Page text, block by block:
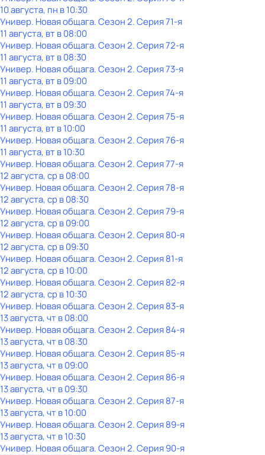
10 августа, пн в 10:30
Универ. Новая общага. Сезон 2. Серия 71-я
11 августа, вт в 08:00
Универ. Новая общага. Сезон 2. Серия 72-я
11 августа, вт в 08:30
Универ. Новая общага. Сезон 2. Серия 73-я
11 августа, вт в 09:00
Универ. Новая общага. Сезон 2. Серия 74-я
11 августа, вт в 09:30
Универ. Новая общага. Сезон 2. Серия 75-я
11 августа, вт в 10:00
Универ. Новая общага. Сезон 2. Серия 76-я
11 августа, вт в 10:30
Универ. Новая общага. Сезон 2. Серия 77-я
12 августа, ср в 08:00
Универ. Новая общага. Сезон 2. Серия 78-я
12 августа, ср в 08:30
Универ. Новая общага. Сезон 2. Серия 79-я
12 августа, ср в 09:00
Универ. Новая общага. Сезон 2. Серия 80-я
12 августа, ср в 09:30
Универ. Новая общага. Сезон 2. Серия 81-я
12 августа, ср в 10:00
Универ. Новая общага. Сезон 2. Серия 82-я
12 августа, ср в 10:30
Универ. Новая общага. Сезон 2. Серия 83-я
13 августа, чт в 08:00
Универ. Новая общага. Сезон 2. Серия 84-я
13 августа, чт в 08:30
Универ. Новая общага. Сезон 2. Серия 85-я
13 августа, чт в 09:00
Универ. Новая общага. Сезон 2. Серия 86-я
13 августа, чт в 09:30
Универ. Новая общага. Сезон 2. Серия 87-я
13 августа, чт в 10:00
Универ. Новая общага. Сезон 2. Серия 89-я
13 августа, чт в 10:30
Универ. Новая общага. Сезон 2. Серия 90-я